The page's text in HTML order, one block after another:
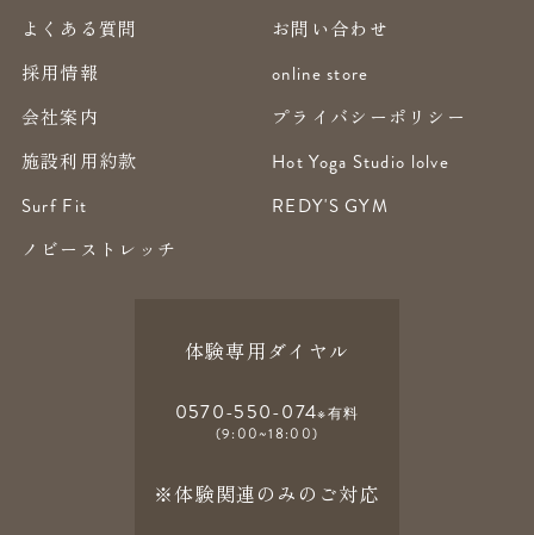
よくある質問
お問い合わせ
採用情報
online store
会社案内
プライバシーポリシー
施設利用約款
Hot Yoga Studio lolve
Surf Fit
REDY'S GYM
ノビーストレッチ
体験専用ダイヤル
0570-550-074※有料
(9:00~18:00)
※体験関連のみのご対応